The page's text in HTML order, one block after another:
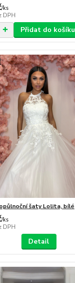
/ks
DPH
Přidat do košíku
šaty Lolita, bílé
/ks
DPH
Detail